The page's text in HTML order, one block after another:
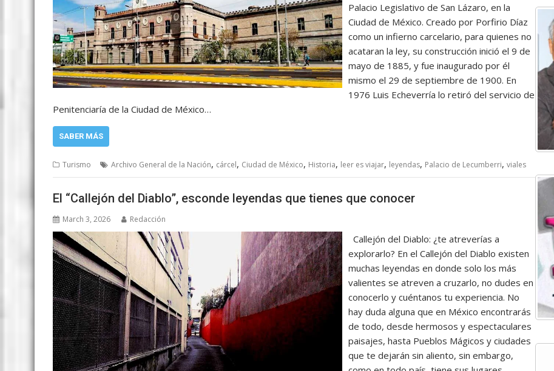
Palacio Legislativo de San Lázaro, en la
Ciudad de México. Creado por Porfirio Díaz
como un infierno carcelario, para quienes no
acataran la ley, su construcción inició el 9 de
mayo de 1885, y fue inaugurado por él
mismo el 29 de septiembre de 1900. En
1976 Luis Echeverría lo retiró del servicio de
Penitenciaría de la Ciudad de México…
SABER MÁS
Turismo Archivo General de la Nación, cárcel, Ciudad de México, Historia, leer es viajar, leyendas, Palacio de Lecumberri, viales
El “Callejón del Diablo”, esconde leyendas que tienes que conocer
March 3, 2026 Redacción
Callejón del Diablo: ¿te atreverías a
explorarlo? En el Callejón del Diablo existen
muchas leyendas en donde solo los más
valientes se atreven a cruzarlo, no dudes en
conocerlo y cuéntanos tu experiencia. No
hay duda alguna que en México encontrarás
de todo, desde hermosos y espectaculares
paisajes, hasta Pueblos Mágicos y ciudades
que te dejarán sin aliento, sin embargo,